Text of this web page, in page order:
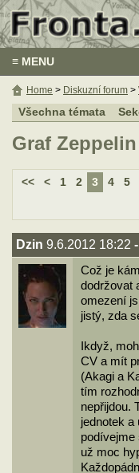
≡ MENU
Všechna témata
Graf
<< < 1 2 3 4 5
Dzin 9.6.2012 18:22 -
Což je
dodržovat
omezení
jistý, zda
Ikdyž,
CV a mít
(Akagi a
tím
nepřijdou.
jednotek a
podívejme
už moc
Home > Diskuzní forum >